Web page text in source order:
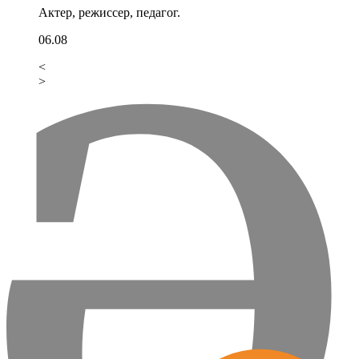
Актер, режиссер, педагог.
06.08
<
>